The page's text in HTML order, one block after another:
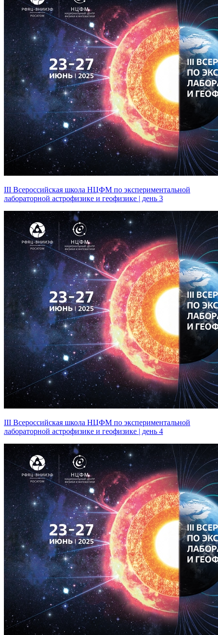
III Всероссийская школа НЦФМ по экспериментальной
лабораторной астрофизике и геофизике | день 3
III Всероссийская школа НЦФМ по экспериментальной
лабораторной астрофизике и геофизике | день 4